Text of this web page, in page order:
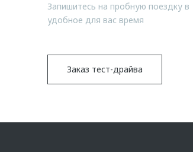
Запишитесь на пробную поездку в
удобное для вас время
Заказ тест-драйва